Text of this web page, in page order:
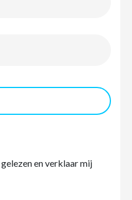
gelezen en verklaar mij